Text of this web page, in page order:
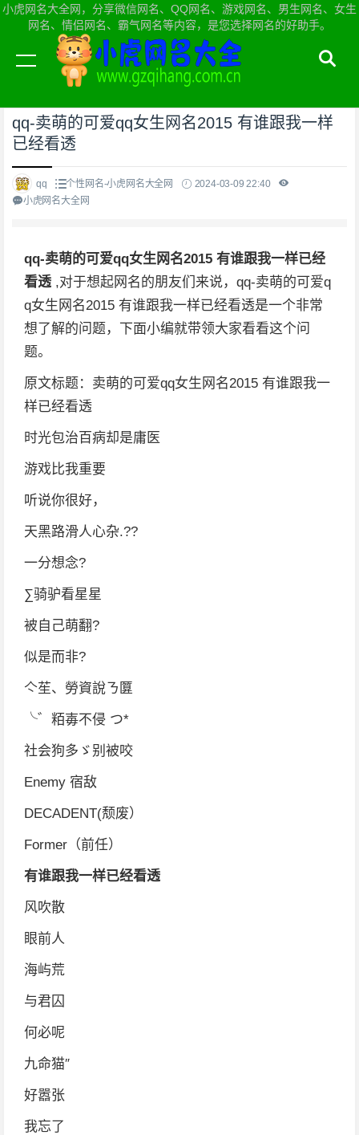
小虎网名大全网，分享微信网名、QQ网名、游戏网名、男生网名、女生
网名、情侣网名、霸气网名等内容，是您选择网名的好助手。
当前位置：小虎网名大全网首页>个性网名
qq-卖萌的可爱qq女生网名2015 有谁跟我一样
已经看透
qq 个性网名-小虎网名大全网
2024-03-09 22:40
小虎网名大全网
qq-卖萌的可爱qq女生网名2015 有谁跟我一样已经
看透 ,对于想起网名的朋友们来说，qq-卖萌的可爱q
q女生网名2015 有谁跟我一样已经看透是一个非常
想了解的问题，下面小编就带领大家看看这个问
题。
原文标题：卖萌的可爱qq女生网名2015 有谁跟我一
样已经看透
时光包治百病却是庸医
游戏比我重要
听说你很好，
天黑路滑人心杂.??
一分想念?
∑骑驴看星星
被自己萌翻?
似是而非?
亽苼、勞資說ㄋ匴
╰゛粨毐不侵 つ*
社会狗多ゞ别被咬
Enemy 宿敌
DECADENT(颓废）
Former（前任）
有谁跟我一样已经看透
风吹散
眼前人
海屿荒
与君囚
何必呢
九命猫″
好嚣张
我忘了